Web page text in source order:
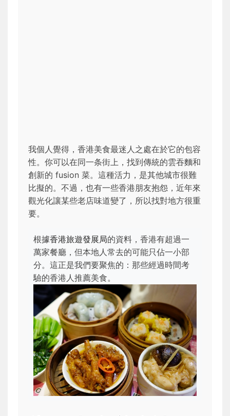
我個人覺得，香港美食最迷人之處在於它的包容
性。你可以在同一条街上，找到傳統的雲吞麵和
創新的 fusion 菜。這種活力，是其他城市很難
比擬的。不過，也有一些香港朋友抱怨，近年來
觀光化讓某些老店味道變了，所以找對地方很重
要。
根據香港旅遊發展局的資料，香港有超過一
萬家餐廳，但本地人常去的可能只佔一小部
分。這正是我們要聚焦的：那些經過時間考
驗的香港人推薦美食。